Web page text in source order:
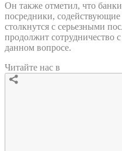
Он также отметил, что
посредники,
столкнутся с серьезными
продолжит сотрудничество
данном вопросе.
Читайте нас в